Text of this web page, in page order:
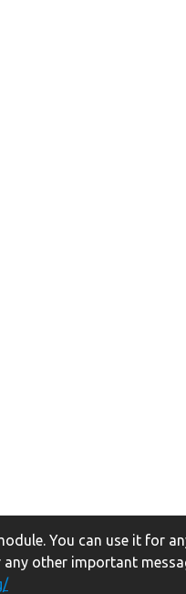
You can use it for
other important